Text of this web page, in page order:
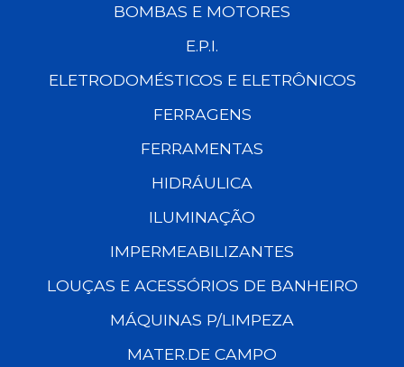
BOMBAS E MOTORES
E.P.I.
ELETRODOMÉSTICOS E ELETRÔNICOS
FERRAGENS
FERRAMENTAS
HIDRÁULICA
ILUMINAÇÃO
IMPERMEABILIZANTES
LOUÇAS E ACESSÓRIOS DE BANHEIRO
MÁQUINAS P/LIMPEZA
MATER.DE CAMPO